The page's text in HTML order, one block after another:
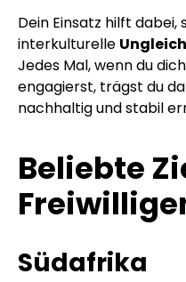
Dein Einsatz hilft dabei,
interkulturelle
Jedes Mal, wenn du
engagierst, trägst du
nachhaltig und stabil
Beliebte
Südafrika